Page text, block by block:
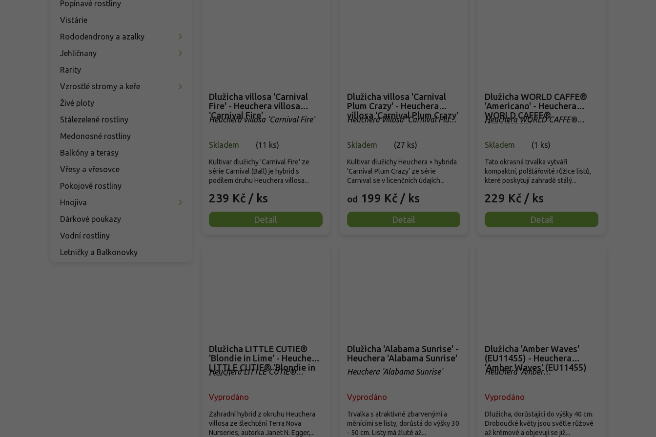
Popínavé rostliny
Vistárie
Rododendrony a azalky
Jehličnany
Rarity
Vzrostlé stromy a keře
Živé ploty
Stálezelené rostliny
Medonosné rostliny
Balkóny a terasy
Vřesy a vřesovce
Pokojové rostliny
Hnojiva
Dárkové poukazy
Vodní rostliny
Letničky a Balkonovky
Dlužicha villosa 'Carnival
Fire' - Heuchera villosa
'Carnival Fire'
Heuchera villosa 'Carnival Fire'
Skladem (11 ks)
239 Kč / ks
Detail
Kultivar dlužichy 'Carnival Fire' ze
série Carnival (Ball) je hybrid s
podílem druhu Heuchera villosa...
Dlužicha villosa 'Carnival
Plum Crazy' - Heuchera
villosa 'Carnival Plum Crazy'
Heuchera villosa 'Carnival Plum
Skladem
(27 ks)
od 199 Kč / ks
Detail
Kultivar dlužichy Heuchera × hybrida
'Carnival Plum Crazy' ze série
Carnival se v licenčních údajích...
Dlužicha WORLD CAFFE®
'Americano' - Heuchera
WORLD CAFFE®
'Americano'
Heuchera WORLD CAFFE®
Skladem
(1 ks)
229 Kč / ks
Detail
Tato okrasná trvalka vytváří
kompaktní, polštářovité růžice listů,
které poskytují zahradě stálý...
Dlužicha LITTLE CUTIE®
'Blondie in Lime' - Heuchera
LITTLE CUTIE® 'Blondie in
Lime'
Heuchera LITTLE CUTIE®
Vyprodáno
Zahradní hybrid z okruhu Heuchera
villosa ze šlechtění Terra Nova
Nurseries, autorka Janet N. Egger,...
Dlužicha 'Alabama Sunrise' -
Heuchera 'Alabama Sunrise'
Heuchera 'Alabama Sunrise'
Vyprodáno
Trvalka s atraktivně zbarvenými a
měnícími se listy, dorůstá do výšky 30
- 50 cm. Listy má žluté až...
Dlužicha 'Amber Waves'
(EU11455) - Heuchera
'Amber Waves' (EU11455)
Heuchera 'Amber
Vyprodáno
Dlužicha, dorůstající do výšky 40 cm.
Droboučké květy jsou světle růžové
až krémové a objevují se již...